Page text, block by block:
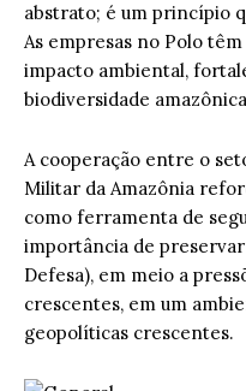
abstrato; é um princípio
As empresas no Polo
impacto ambiental,
biodiversidade
A cooperação entre o
Militar da Amazônia
como ferramenta de
importância de
Defesa), em meio a
crescentes, em um
geopolíticas crescentes.